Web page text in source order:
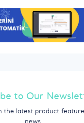
to Our
latest product
news.